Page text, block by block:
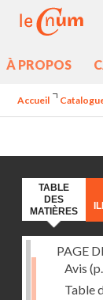
À PROPOS
Accueil
TABLE
DES
MATIÈRES
PAGE
Avis
Table